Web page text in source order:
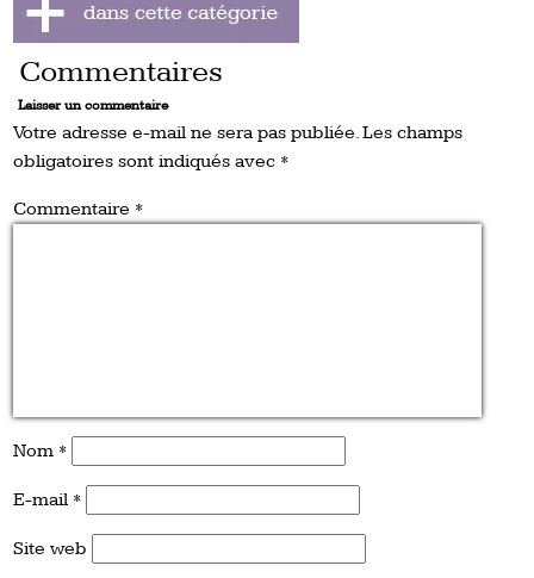
Commentaires
Laisser un commentaire
Votre adresse e-mail ne sera pas publiée.Les champs
obligatoires sont indiqués avec *
Commentaire *
Nom *
E-mail *
Site web